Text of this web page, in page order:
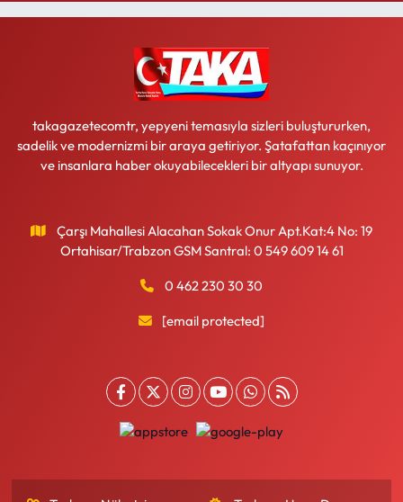
takagazetecomtr, yepyeni temasıyla sizleri buluştururken,
sadelik ve modernizmi bir araya getiriyor. Şatafattan kaçınıyor
ve insanlara haber okuyabilecekleri bir altyapı sunuyor.
Çarşı Mahallesi Alacahan Sokak Onur Apt.Kat:4 No: 19
Ortahisar/Trabzon GSM Santral: 0 549 609 14 61
0 462 230 30 30
[email protected]